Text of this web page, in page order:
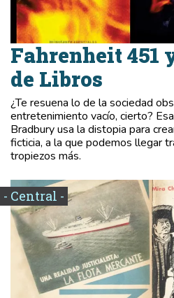
Fahrenheit 451
de Libros
¿Te resuena lo de la sociedad
entretenimiento vacío, cierto?
Bradbury usa la distopia para
ficticia, a la que podemos llegar
tropiezos más.
- Central -